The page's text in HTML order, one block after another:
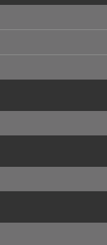
必要な範囲内に
一部を外部の業
得情報の取り扱
人情報の保護に
の法令により認
に、取得情報を
とはありませ
人情報に関する